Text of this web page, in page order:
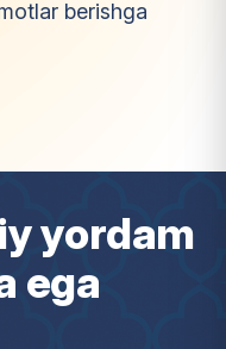
berishga
yordam
ega